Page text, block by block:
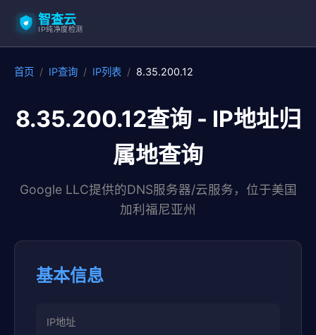
智查云
IP纯净度检测
首页 / IP查询 / IP列表 / 8.35.200.12
8.35.200.12查询 - IP地址归
属地查询
Google LLC提供的DNS服务器/云服务，位于美国
加利福尼亚州
基本信息
IP地址